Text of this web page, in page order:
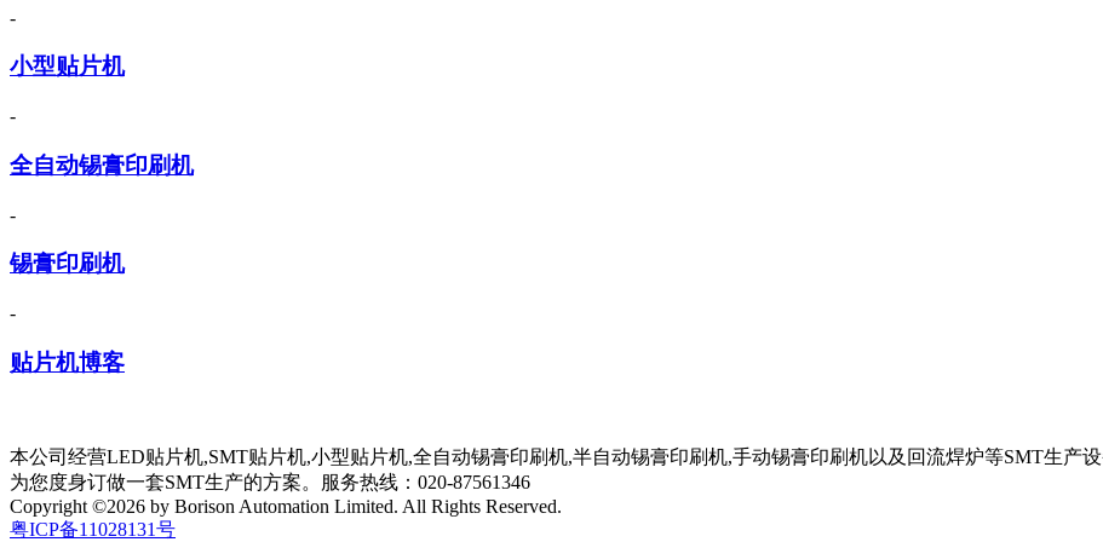
-
小型贴片机
-
全自动锡膏印刷机
-
锡膏印刷机
-
贴片机博客
本公司经营LED贴片机,SMT贴片机,小型贴片机,全自动锡膏印刷机,半自动锡膏印刷机,手动锡膏印刷机以及回流焊炉等SMT生产
为您度身订做一套SMT生产的方案。服务热线：020-87561346
Copyright ©2026 by Borison Automation Limited. All Rights Reserved.
粤ICP备11028131号